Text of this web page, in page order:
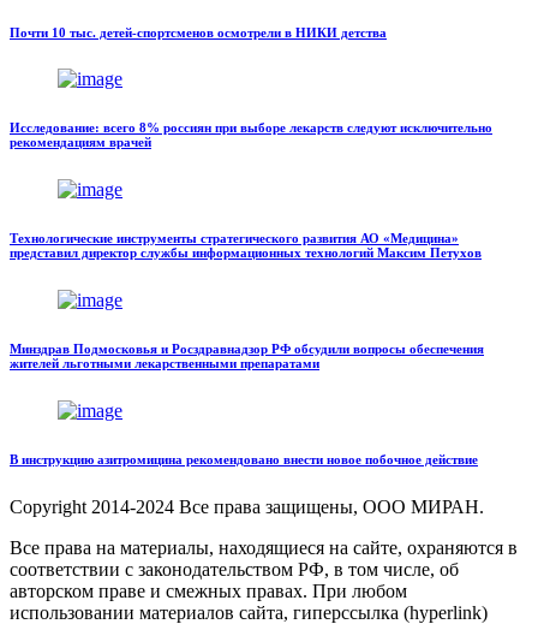
Почти 10 тыс. детей-спортсменов осмотрели в НИКИ детства
Исследование: всего 8% россиян при выборе лекарств следуют исключительно
рекомендациям врачей
Технологические инструменты стратегического развития АО «Медицина»
представил директор службы информационных технологий Максим Петухов
Минздрав Подмосковья и Росздравнадзор РФ обсудили вопросы обеспечения
жителей льготными лекарственными препаратами
В инструкцию азитромицина рекомендовано внести новое побочное действие
Copyright 2014-2024 Все права защищены, ООО МИРАН.
Все права на материалы, находящиеся на сайте, охраняются в
соответствии с законодательством РФ, в том числе, об
авторском праве и смежных правах. При любом
использовании материалов сайта, гиперссылка (hyperlink)